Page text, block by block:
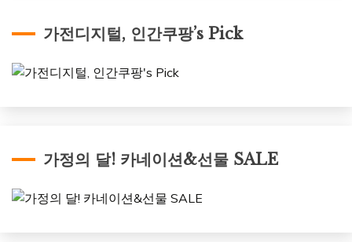
가전디지털, 인간쿠팡’s Pick
가정의 달! 카네이션&선물 SALE